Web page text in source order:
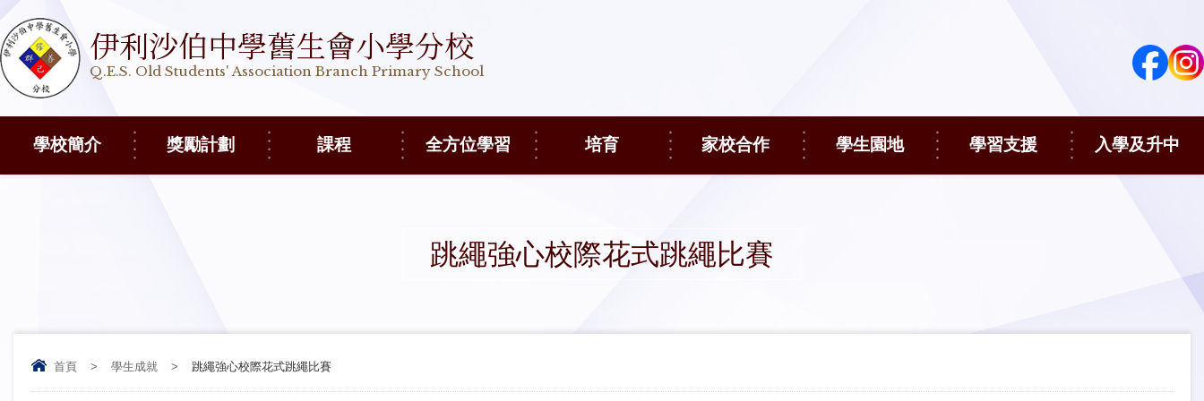
伊利沙伯中學舊生會小學分校
Q.E.S. Old Students' Association Branch Primary School
學校簡介 獎勵計劃 課程 全方位學習 培育 家校合作 學生園地 學習支援 入學及升中
跳繩強心校際花式跳繩比賽
首頁 > 學生成就 > 跳繩強心校際花式跳繩比賽